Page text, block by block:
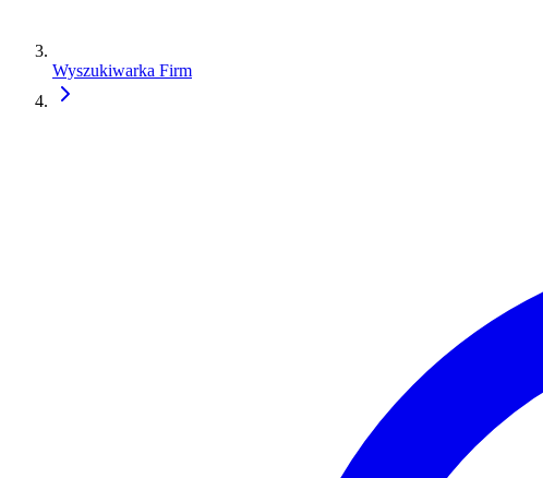
Wyszukiwarka Firm